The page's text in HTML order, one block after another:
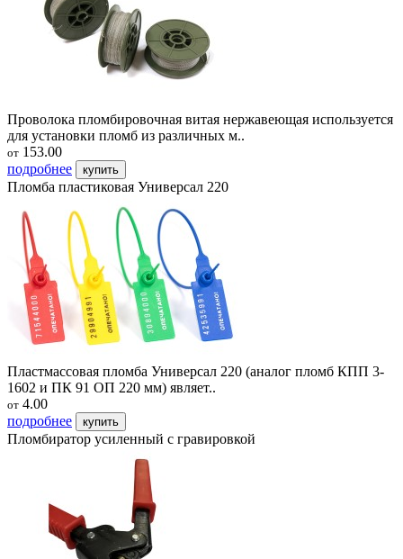
Проволока пломбировочная витая нержавеющая используется
для установки пломб из различных м..
от 153.00
подробнее
купить
Пломба пластиковая Универсал 220
Пластмассовая пломба Универсал 220 (аналог пломб КПП 3-
1602 и ПК 91 ОП 220 мм) являет..
от 4.00
подробнее
купить
Пломбиратор усиленный с гравировкой